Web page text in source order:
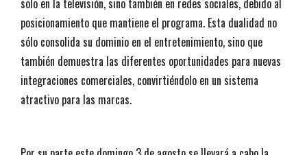
solo en la televisión, sino también en redes sociales, debido al
posicionamiento que mantiene el programa. Esta dualidad no
sólo consolida su dominio en el entretenimiento, sino que
también demuestra las diferentes oportunidades para nuevas
integraciones comerciales, convirtiéndolo en un sistema
atractivo para las marcas.